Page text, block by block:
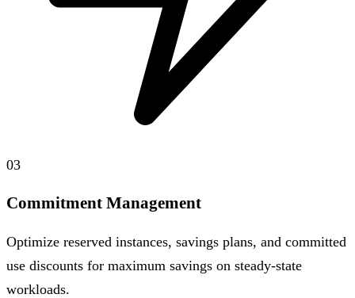
03
Commitment Management
Optimize reserved instances, savings plans, and committed
use discounts for maximum savings on steady-state
workloads.